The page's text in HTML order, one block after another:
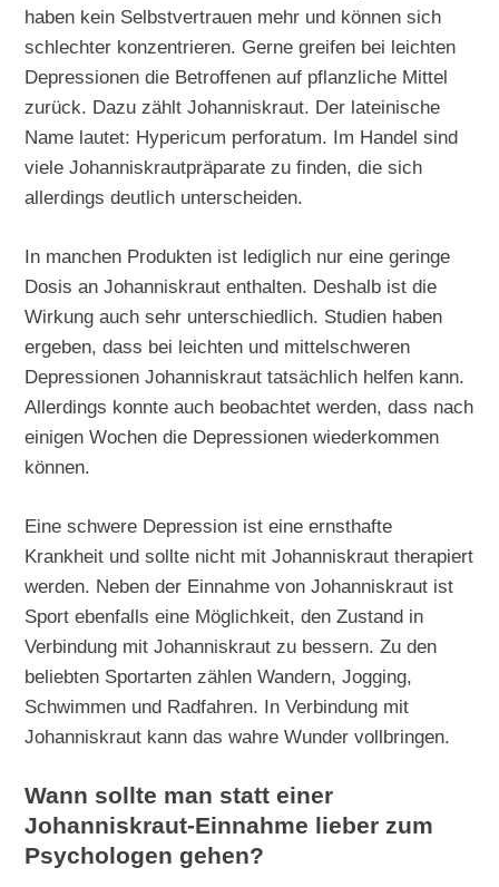
haben kein Selbstvertrauen mehr und können sich
schlechter konzentrieren. Gerne greifen bei leichten
Depressionen die Betroffenen auf pflanzliche Mittel
zurück. Dazu zählt Johanniskraut. Der lateinische
Name lautet: Hypericum perforatum. Im Handel sind
viele Johanniskrautpräparate zu finden, die sich
allerdings deutlich unterscheiden.
In manchen Produkten ist lediglich nur eine geringe
Dosis an Johanniskraut enthalten. Deshalb ist die
Wirkung auch sehr unterschiedlich. Studien haben
ergeben, dass bei leichten und mittelschweren
Depressionen Johanniskraut tatsächlich helfen kann.
Allerdings konnte auch beobachtet werden, dass nach
einigen Wochen die Depressionen wiederkommen
können.
Eine schwere Depression ist eine ernsthafte
Krankheit und sollte nicht mit Johanniskraut therapiert
werden. Neben der Einnahme von Johanniskraut ist
Sport ebenfalls eine Möglichkeit, den Zustand in
Verbindung mit Johanniskraut zu bessern. Zu den
beliebten Sportarten zählen Wandern, Jogging,
Schwimmen und Radfahren. In Verbindung mit
Johanniskraut kann das wahre Wunder vollbringen.
Wann sollte man statt einer
Johanniskraut-Einnahme lieber zum
Psychologen gehen?